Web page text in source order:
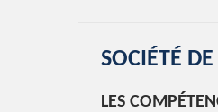
SOCIÉTÉ
LES